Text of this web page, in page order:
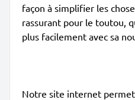
façon à simplifier les
rassurant pour le toutou,
plus facilement avec sa
Notre site internet